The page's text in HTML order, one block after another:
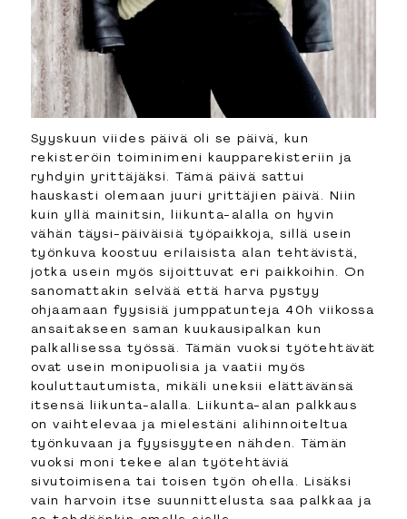
Syyskuun viides päivä oli se päivä, kun
rekisteröin toiminimeni kaupparekisteriin ja
ryhdyin yrittäjäksi. Tämä päivä sattui
hauskasti olemaan juuri yrittäjien päivä. Niin
kuin yllä mainitsin, liikunta-alalla on hyvin
vähän täysi-päiväisiä työpaikkoja, sillä usein
työnkuva koostuu erilaisista alan tehtävistä,
jotka usein myös sijoittuvat eri paikkoihin. On
sanomattakin selvää että harva pystyy
ohjaamaan fyysisiä jumppatunteja 40h viikossa
ansaitakseen saman kuukausipalkan kun
palkallisessa työssä. Tämän vuoksi työtehtävät
ovat usein monipuolisia ja vaatii myös
kouluttautumista, mikäli uneksii elättävänsä
itsensä liikunta-alalla. Liikunta-alan palkkaus
on vaihtelevaa ja mielestäni alihinnoiteltua
työnkuvaan ja fyysisyyteen nähden. Tämän
vuoksi moni tekee alan työtehtäviä
sivutoimisena tai toisen työn ohella. Lisäksi
vain harvoin itse suunnittelusta saa palkkaa ja